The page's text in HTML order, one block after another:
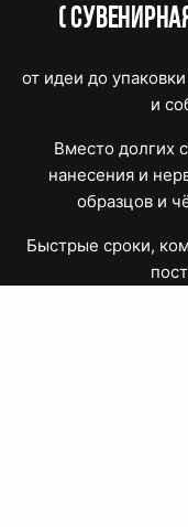
(
от идеи до
и
Вместо долгих
нанесения и
образцов и
Быстрые сроки,